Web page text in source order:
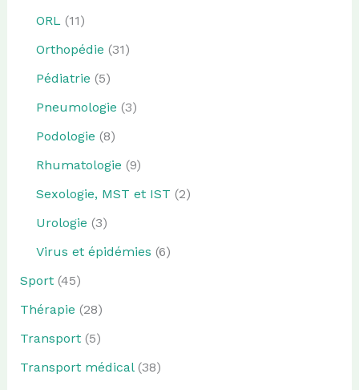
ORL (11)
Orthopédie (31)
Pédiatrie (5)
Pneumologie (3)
Podologie (8)
Rhumatologie (9)
Sexologie, MST et IST (2)
Urologie (3)
Virus et épidémies (6)
Sport(45)
Thérapie (28)
Transport(5)
Transport médical(38)